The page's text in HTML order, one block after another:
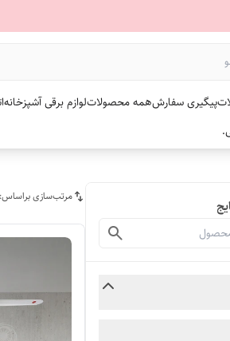
پیگیری سفارشهمه محصولاتلوازم برقی آشپزخانه
مرتب‌سازی براساس: